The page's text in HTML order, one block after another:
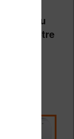
ou
votre
un